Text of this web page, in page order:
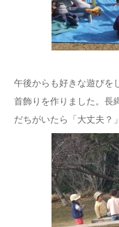
午後からも好きな遊びを
首飾りを作りました。長
だちがいたら「大丈夫？